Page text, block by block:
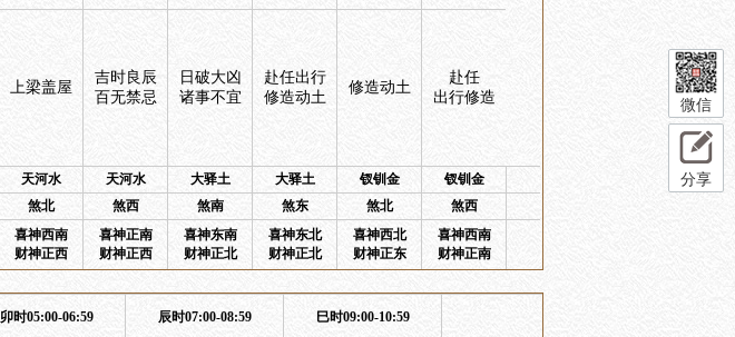
上梁盖屋
吉时良辰
百无禁忌
日破大凶
诸事不宜
赴任出行
修造动土
修造动土
赴任
出行修造
天河水 天河水 大驿土 大驿土 钗钏金
钗钏金
煞北 煞西 煞南 煞东 煞北 煞西
喜神西南
财神正西
喜神正南
财神正西
喜神东南
财神正北
喜神东北
财神正北
喜神西北
财神正东
喜神西南
财神正南
卯时05:00-06:59 辰时07:00-08:59 巳时09:00-10:59
微信
分享